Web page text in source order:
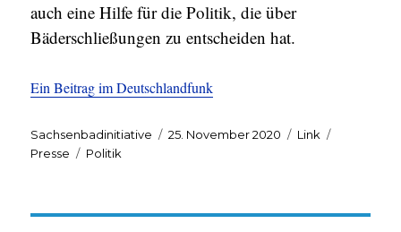
auch eine Hilfe für die Politik, die über
Bäderschließungen zu entscheiden hat.
Ein Beitrag im Deutschlandfunk
Autor
Sachsenbadinitiative
Veröffentlicht
25. November 2020 Format
Link
Presse
Schlagwörter
Politik